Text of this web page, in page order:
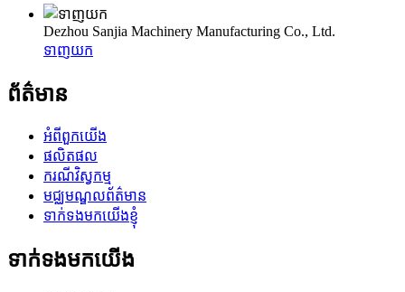
Dezhou Sanjia Machinery Manufacturing Co., Ltd.
ទាញយក
ព័ត៌មាន
អំពីពួកយើង
ផលិតផល
ករណីវិស្វកម្ម
មជ្ឈមណ្ឌលព័ត៌មាន
ទាក់ទងមកយើងខ្ញុំ
ទាក់ទងមកយើង